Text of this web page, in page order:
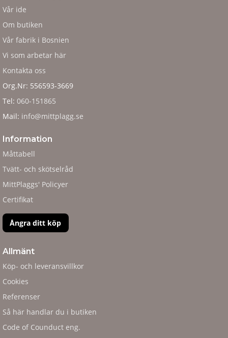
Vår ide
Om butiken
Vår fabrik i Bosnien
Vi som arbetar här
Kontakta oss
Org.Nr: 556593-3669
Tel: 060-151865
Mail: info@mittplagg.se
Information
Måttabell
Tvätt- och skötselråd
MittPlaggs' Policyer
Certifikat
Ångra ditt köp
Allmänt
Köp- och leveransvillkor
Cookies
Referenser
Så här handlar du i butiken
Code of Counduct eng.